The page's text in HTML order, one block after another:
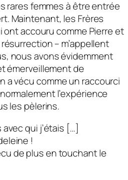
rares femmes à être entrée
Maintenant, les Frères
ont accouru comme Pierre et
– m’appellent
nous avons évidemment
émerveillement de
a vécu comme un raccourci
l’expérience
les pèlerins.
qui j’étais […]
!
de plus en touchant le